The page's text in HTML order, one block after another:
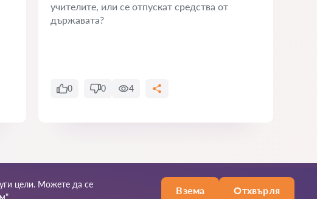
учителите, или се отпускат средства от
държавата?
0 0 4
цели. Можете да се
Взема Отхвърля